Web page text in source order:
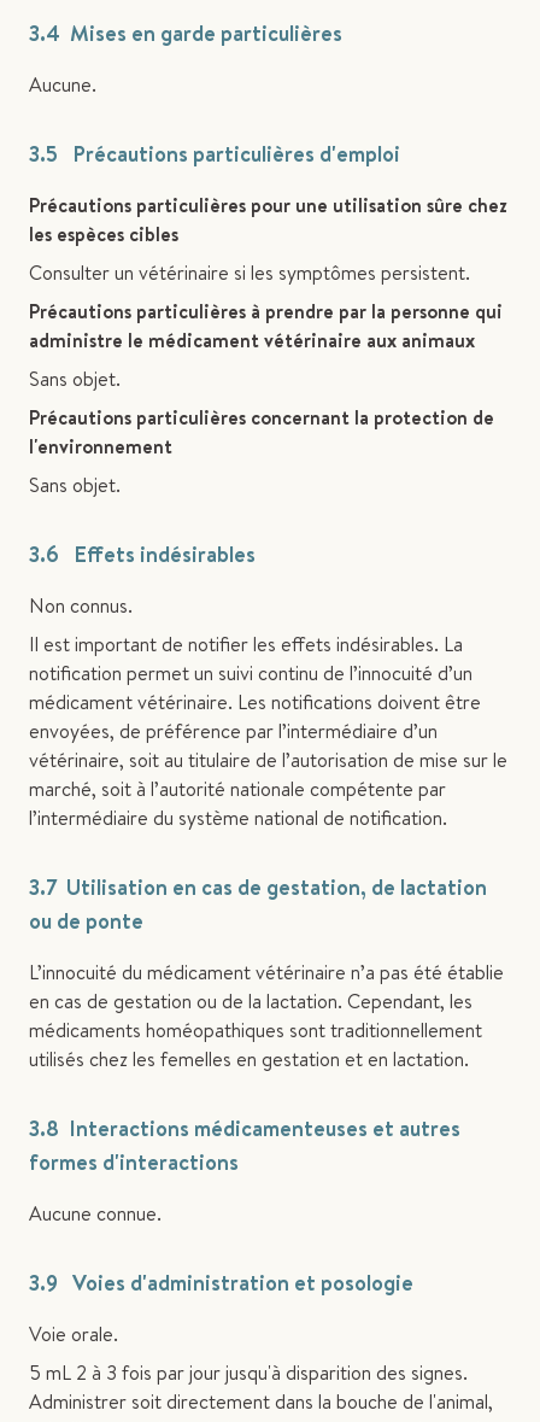
3.4 Mises en garde particulières
Aucune.
3.5 Précautions particulières d'emploi
Précautions particulières pour une utilisation sûre chez
les espèces cibles
Consulter un vétérinaire si les symptômes persistent.
Précautions particulières à prendre par la personne qui
administre le médicament vétérinaire aux animaux
Sans objet.
Précautions particulières concernant la protection de
l'environnement
Sans objet.
3.6 Effets indésirables
Non connus.
Il est important de notifier les effets indésirables. La
notification permet un suivi continu de l’innocuité d’un
médicament vétérinaire. Les notifications doivent être
envoyées, de préférence par l’intermédiaire d’un
vétérinaire, soit au titulaire de l’autorisation de mise sur le
marché, soit à l’autorité nationale compétente par
l’intermédiaire du système national de notification.
3.7 Utilisation en cas de gestation, de lactation
ou de ponte
L’innocuité du médicament vétérinaire n’a pas été établie
en cas de gestation ou de la lactation. Cependant, les
médicaments homéopathiques sont traditionnellement
utilisés chez les femelles en gestation et en lactation.
3.8 Interactions médicamenteuses et autres
formes d'interactions
Aucune connue.
3.9 Voies d'administration et posologie
Voie orale.
5 mL 2 à 3 fois par jour jusqu'à disparition des signes.
Administrer soit directement dans la bouche de l'animal,